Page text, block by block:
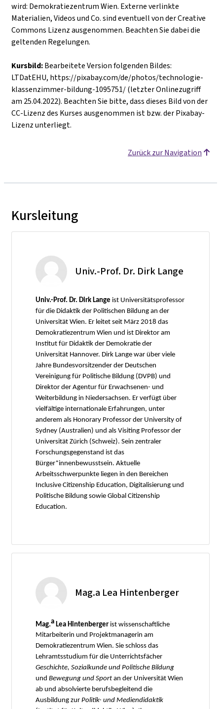
wird: Demokratiezentrum Wien. Externe verlinkte
Materialien, Videos und Co. sind eventuell von der Creative
Commons Lizenz ausgenommen. Beachten Sie dabei die
geltenden Regelungen.
Kursbild:Bearbeitete Version folgenden Bildes:
LTDatEHU, https://pixabay.com/de/photos/technologie-
klassenzimmer-bildung-1095751/ (letzter Onlinezugriff
am 25.04.2022). Beachten Sie bitte, dass dieses Bild von der
CC-Lizenz des Kurses ausgenommen ist bzw. der Pixabay-
Lizenz unterliegt.
Zurück zur Navigation
Kursleitung
Univ.-Prof. Dr. Dirk Lange
Univ.-Prof. Dr. Dirk Lange ist Universitätsprofessor
für die Didaktik der Politischen Bildung an der
Universität Wien. Er leitet seit März 2018 das
Demokratiezentrum Wien und ist Direktor am
Institut für Didaktik der Demokratie der
Universität Hannover. Dirk Lange war über viele
Jahre Bundesvorsitzender der Deutschen
Vereinigung für Politische Bildung (DVPB) und
Direktor der Agentur für Erwachsenen- und
Weiterbildung in Niedersachsen. Er verfügt über
vielfältige internationale Erfahrungen, unter
anderem als Honorary Professor der University of
Sydney (Australien) und als Visiting Professor der
Universität Zürich (Schweiz). Sein zentraler
Forschungsgegenstand ist das
Bürger*innenbewusstsein. Aktuelle
Arbeitsschwerpunkte liegen in den Bereichen
Inclusive Citizenship Education, Digitalisierung und
Politische Bildung sowie Global Citizenship
Education.
Mag.a Lea Hintenberger
Mag.a Lea Hintenberger ist wissenschaftliche
Mitarbeiterin und Projektmanagerin am
Demokratiezentrum Wien. Sie schloss das
Lehramtsstudium für die Unterrichtsfächer
Geschichte, Sozialkunde und Politische Bildung
und Bewegung und Sport an der Universität Wien
ab und absolvierte berufsbegleitend die
Ausbildung zur Politik- und Mediendidaktik